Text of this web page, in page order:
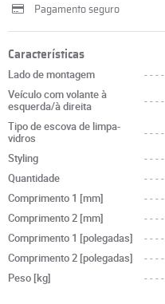
Pagamento seguro
Características
Lado de montagem ----
Veículo com volante à
esquerda/à direita
----
Tipo de escova de limpa-
vidros
----
Styling
----
Quantidade
----
Comprimento 1 [mm]
----
Comprimento 2 [mm]
----
Comprimento 1 [polegadas]
----
Comprimento 2 [polegadas]
----
Peso [kg]
----